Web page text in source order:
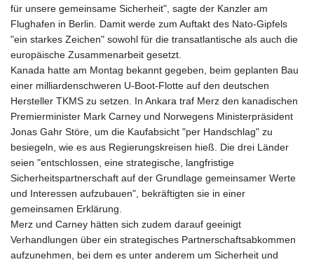
für unsere gemeinsame Sicherheit", sagte der Kanzler am
Flughafen in Berlin. Damit werde zum Auftakt des Nato-Gipfels
"ein starkes Zeichen" sowohl für die transatlantische als auch die
europäische Zusammenarbeit gesetzt.
Kanada hatte am Montag bekannt gegeben, beim geplanten Bau
einer milliardenschweren U-Boot-Flotte auf den deutschen
Hersteller TKMS zu setzen. In Ankara traf Merz den kanadischen
Premierminister Mark Carney und Norwegens Ministerpräsident
Jonas Gahr Störe, um die Kaufabsicht "per Handschlag" zu
besiegeln, wie es aus Regierungskreisen hieß. Die drei Länder
seien "entschlossen, eine strategische, langfristige
Sicherheitspartnerschaft auf der Grundlage gemeinsamer Werte
und Interessen aufzubauen", bekräftigten sie in einer
gemeinsamen Erklärung.
Merz und Carney hätten sich zudem darauf geeinigt
Verhandlungen über ein strategisches Partnerschaftsabkommen
aufzunehmen, bei dem es unter anderem um Sicherheit und